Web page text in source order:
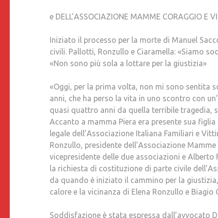
e DELL’ASSOCIAZIONE MAMME CORAGGIO E
Iniziato il processo per la morte di Manuel
civili. Pallotti, Ronzullo e Ciaramella: «Siamo
«Non sono più sola a lottare per la giustizia»
«Oggi, per la prima volta, non mi sono sentita
anni, che ha perso la vita in uno scontro con
quasi quattro anni da quella terribile tragedia,
Accanto a mamma Piera era presente sua
legale dell’Associazione Italiana Familiari e
Ronzullo, presidente dell’Associazione
vicepresidente delle due associazioni e Alberto
la richiesta di costituzione di parte civile
da quando è iniziato il cammino per la
calore e la vicinanza di Elena Ronzullo e Biagio
Soddisfazione è stata espressa dall’avvocato